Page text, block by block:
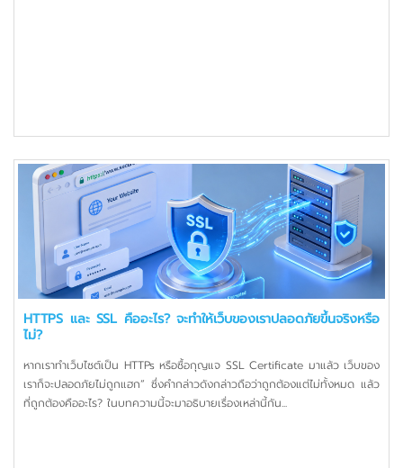
HTTPS และ SSL คืออะไร? จะทำให้เว็บของเราปลอดภัยขึ้นจริงหรือ
ไม่?
หากเราทำเว็บไซต์เป็น HTTPs หรือซื้อกุญแจ SSL Certificate มาแล้ว เว็บของ
เราก็จะปลอดภัยไม่ถูกแฮก” ซึ่งคำกล่าวดังกล่าวถือว่าถูกต้องแต่ไม่ทั้งหมด แล้ว
ที่ถูกต้องคืออะไร? ในบทความนี้จะมาอธิบายเรื่องเหล่านี้กัน...